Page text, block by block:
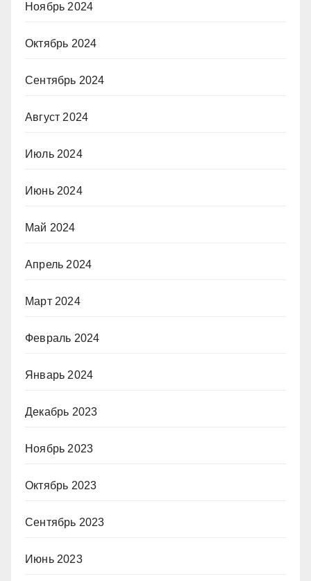
Ноябрь 2024
Октябрь 2024
Сентябрь 2024
Август 2024
Июль 2024
Июнь 2024
Май 2024
Апрель 2024
Март 2024
Февраль 2024
Январь 2024
Декабрь 2023
Ноябрь 2023
Октябрь 2023
Сентябрь 2023
Июнь 2023